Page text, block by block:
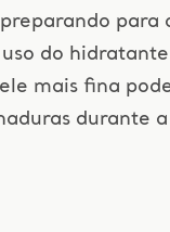
para
do
mais fina
durante a